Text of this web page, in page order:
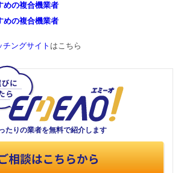
めの複合機業者
めの複合機業者
チングサイト はこちら
たりの業者を無料で紹介します